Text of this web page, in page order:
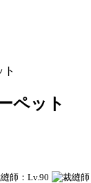
ペット
師：Lv.90